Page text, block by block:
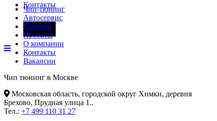
Контакты
Фары
Чип-тюнинг
Автосервис
Магазин
Проекты
О компании
Контакты
Вакансии
Чип тюнинг в Москве
Московская область, городской округ Химки, деревня
Брехово, Прудная улица 1..
Тел.: +7 499 110 31 27